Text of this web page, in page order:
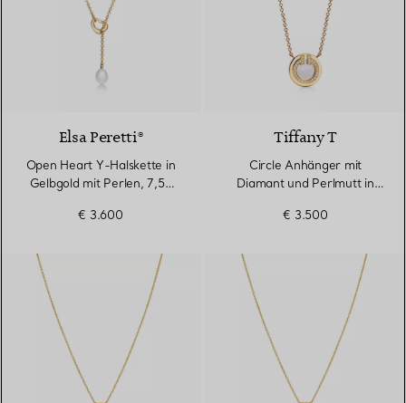
2 Materialien
Elsa Peretti®
Open Heart Y-Halskette in
Gelbgold mit Perlen, 7,5–
€ 3.600
Tiffany T
Circle Anhänger mit
Diamant und Perlmutt in
€ 3.500